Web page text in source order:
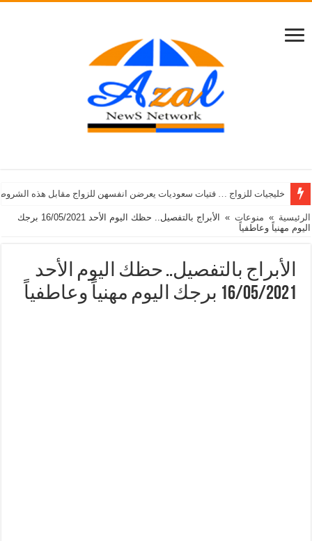
خليجيات للزواج … فتيات سعوديات يعرضن انفسهن للزواج مقابل هذه
الرئيسية » منوعات »
الأبراج بالتفصيل.. حظك اليوم الأحد 16/05/2021 برجك
اليوم مهنياً وعاطفياً
الأبراج بالتفصيل.. حظك اليوم الأحد
16/05/2021 برجك اليوم مهنياً وعاطفياً